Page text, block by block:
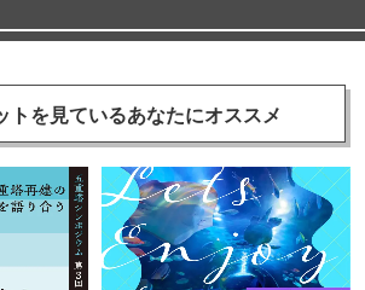
トを見ているあなたにオススメ